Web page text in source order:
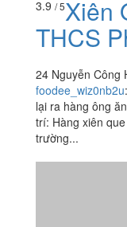
Ăn uống-
Du lịch-
Cưới hỏi-